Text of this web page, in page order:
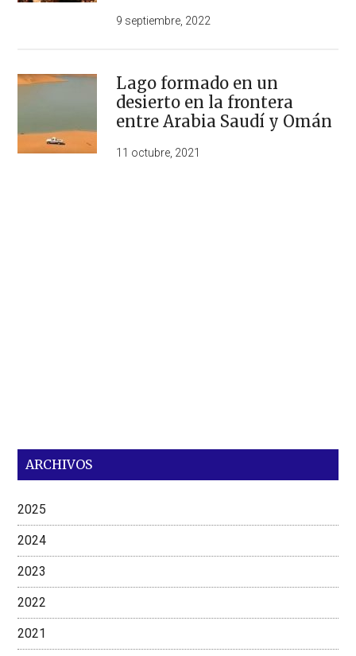
9 septiembre, 2022
Lago formado en un
desierto en la frontera
entre Arabia Saudí y Omán
11 octubre, 2021
ARCHIVOS
2025
2024
2023
2022
2021